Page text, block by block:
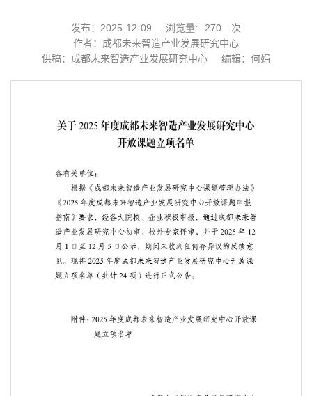
发布：2025-12-09 浏览量: 270
次
作者：成都未来智造产业发展研究中心
供稿：成都未来智造产业发展研究中心
编辑：何娟